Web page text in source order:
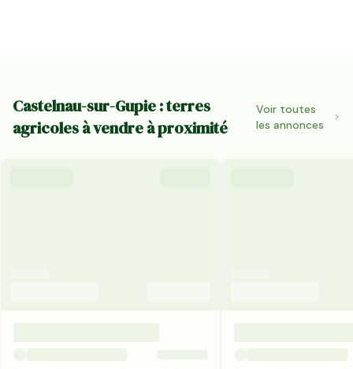
Castelnau-sur-Gupie : terres
agricoles à vendre à proximité
Voir toutes
les annonces